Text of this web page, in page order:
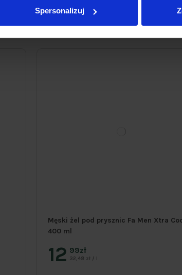
Spersonalizuj
Męski żel pod prysznic Fa Men Xtra
400 ml
12 99zł
32,48 zł / l